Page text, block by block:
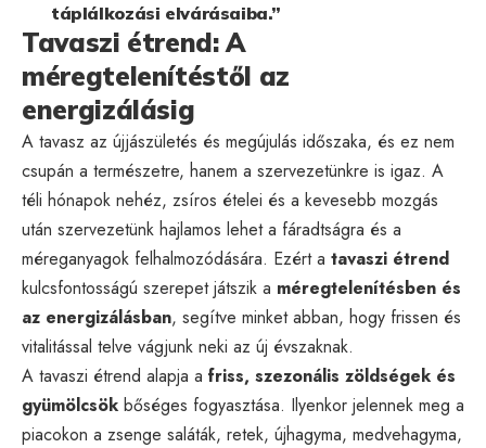
táplálkozási elvárásaiba.”
Tavaszi étrend: A
méregtelenítéstől az
energizálásig
A tavasz az újjászületés és megújulás időszaka, és ez nem
csupán a természetre, hanem a szervezetünkre is igaz. A
téli hónapok nehéz, zsíros ételei és a kevesebb mozgás
után szervezetünk hajlamos lehet a fáradtságra és a
méreganyagok felhalmozódására. Ezért a tavaszi étrend
kulcsfontosságú szerepet játszik a méregtelenítésben és
az energizálásban, segítve minket abban, hogy frissen és
vitalitással telve vágjunk neki az új évszaknak.
A tavaszi étrend alapja a friss, szezonális zöldségek és
gyümölcsök bőséges fogyasztása. Ilyenkor jelennek meg a
piacokon a zsenge saláták, retek, újhagyma, medvehagyma,